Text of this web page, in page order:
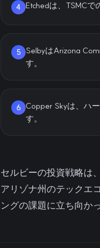
4 Etchedは、TSMC
5
SelbyはArizona
す。
6
Copper Skyは、ハ
す。
セルビーの投資戦略は
アリゾナ州のテックエ
ングの課題に立ち向か